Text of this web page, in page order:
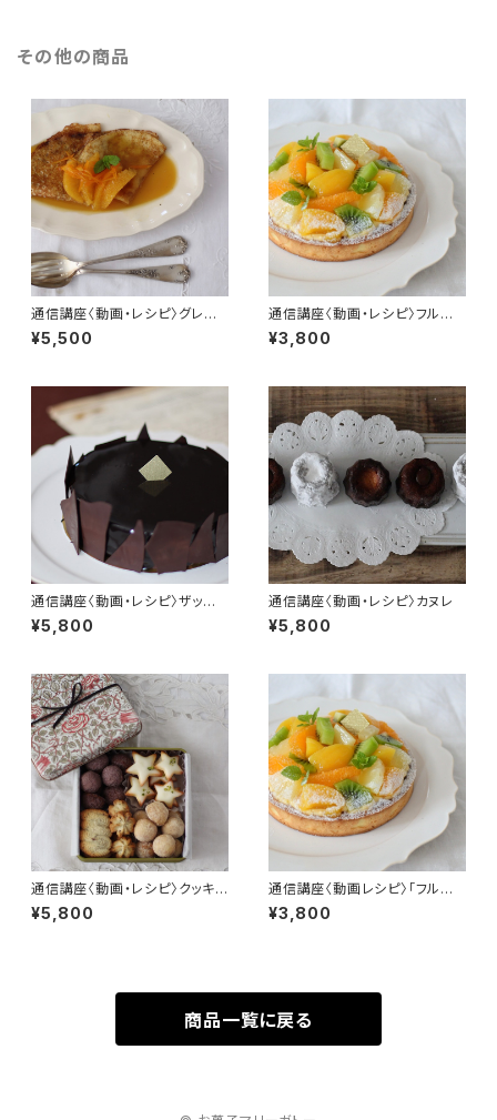
その他の商品
通信講座〈動画・レシピ〉グレー
プシュゼット送料込
¥5,500
通信講座〈動画・レシピ〉フルー
ツのタルト
¥3,800
通信講座〈動画・レシピ〉ザッハト
ルテ
¥5,800
通信講座〈動画・レシピ〉カヌレ
¥5,800
通信講座〈動画・レシピ〉クッキ
ー缶
¥5,800
通信講座〈動画レシピ〉「フルー
ツのタルト」
¥3,800
商品一覧に戻る